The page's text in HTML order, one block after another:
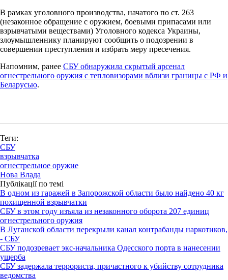
В рамках уголовного производства, начатого по ст. 263
(незаконное обращение с оружием, боевыми припасами или
взрывчатыми веществами) Уголовного кодекса Украины,
злоумышленнику планируют сообщить о подозрении в
совершении преступления и избрать меру пресечения.
Напомним, ранее СБУ обнаружила скрытый арсенал
огнестрельного оружия с тепловизорами вблизи границы с РФ и
Беларусью.
Теги:
СБУ
взрывчатка
огнестрельное оружие
Нова Влада
Публікації по темі
В одном из гаражей в Запорожской области было найдено 40 кг
похищенной взрывчатки
СБУ в этом году изъяла из незаконного оборота 207 единиц
огнестрельного оружия
В Луганской области перекрыли канал контрабанды наркотиков,
- СБУ
СБУ подозревает экс-начальника Одесского порта в нанесении
ущерба
СБУ задержала террориста, причастного к убийству сотрудника
ведомства